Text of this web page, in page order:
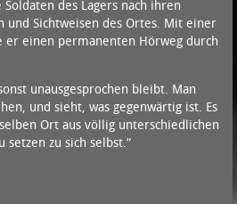
des Lagers nach ihren
und Sichtweisen des Ortes. Mit einer
einen permanenten Hörweg durch
unausgesprochen bleibt. Man
und sieht, was gegenwärtig ist. Es
Ort aus völlig unterschiedlichen
setzen zu sich selbst.“